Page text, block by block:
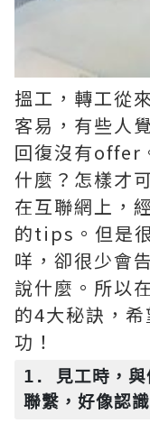
搵工，轉工從
客易，有些人
回復沒有offer
什麼？怎樣才
在互聯網上，
的tips。但是
咩，卻很少會
說什麼。所以
的4大秘訣，
功！
1. 見工時，與
聯繫，好像認